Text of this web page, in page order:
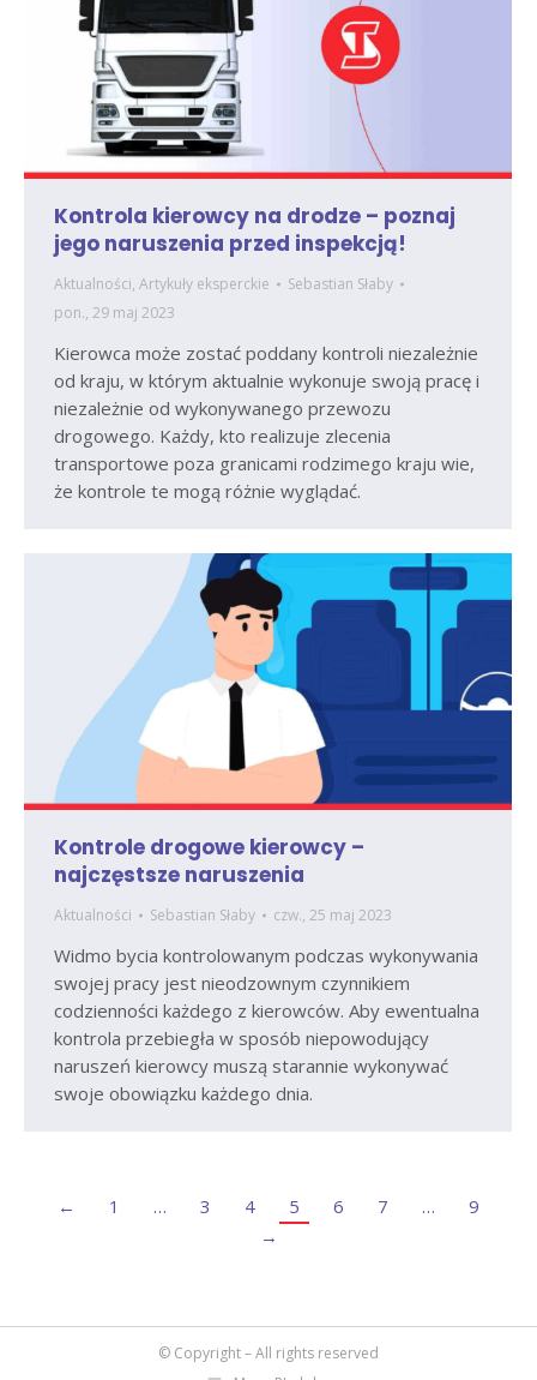
Kontrola kierowcy na drodze – poznaj
jego naruszenia przed inspekcją!
Aktualności, Artykuły eksperckie
Sebastian Słaby
pon., 29 maj 2023
Kierowca może zostać poddany kontroli niezależnie
od kraju, w którym aktualnie wykonuje swoją pracę i
niezależnie od wykonywanego przewozu
drogowego. Każdy, kto realizuje zlecenia
transportowe poza granicami rodzimego kraju wie,
że kontrole te mogą różnie wyglądać.
Kontrole drogowe kierowcy –
najczęstsze naruszenia
Aktualności Sebastian Słaby czw., 25 maj 2023
Widmo bycia kontrolowanym podczas wykonywania
swojej pracy jest nieodzownym czynnikiem
codzienności każdego z kierowców. Aby ewentualna
kontrola przebiegła w sposób niepowodujący
naruszeń kierowcy muszą starannie wykonywać
swoje obowiązku każdego dnia.
← 1 … 3 4 5 6 7 …
9
→
© Copyright – All rights reserved